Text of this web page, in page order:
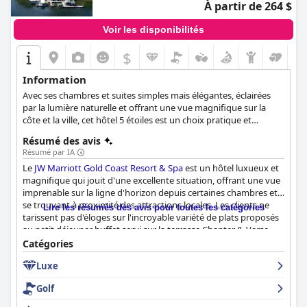
À partir de 264 $
Voir les disponibilités
$
Information
Avec ses chambres et suites simples mais élégantes, éclairées
par la lumière naturelle et offrant une vue magnifique sur la
côte et la ville, cet hôtel 5 étoiles est un choix pratique et
affaires.
Résumé des avis
Résumé par IA
Le JW Marriott Gold Coast Resort & Spaest un hôtel luxueux et
magnifique qui jouit d'une excellente situation, offrant une vue
imprenable sur la ligne d'horizon depuis certaines chambres et
se trouvant à proximité des attractions locales. Les clients ne
tarissent pas d'éloges sur l'incroyable variété de plats proposés
au petit déjeuner buffet servi sur la terrasse Chapter & Verse.
Les chambres sont bien aménagées et confortables et les clients
apprécient les équipements modernes comme la télévision
connectée Google Chrome. Le personnel de l'hôtel est
exceptionnel, amical, serviable et attentif, faisant en sorte que
les clients se sentent bien accueillis et pris en charge. La piscine
et ses équipements sont fantastiques, bien que certains clients
Lire les résumés des avis pour toutes les catégories
Catégories
Luxe
Golf